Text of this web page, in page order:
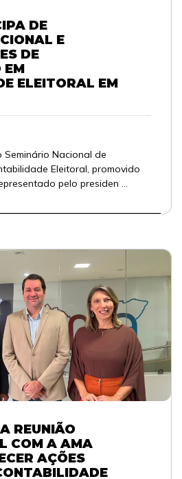
DE
E
DE
EM
ELEITORAL EM
Seminário Nacional de
Eleitoral, promovido
pelo presiden ...
REUNIÃO
COM A AMA
AÇÕES